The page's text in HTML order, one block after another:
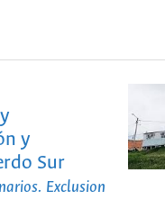
y
Sur
Exclusion